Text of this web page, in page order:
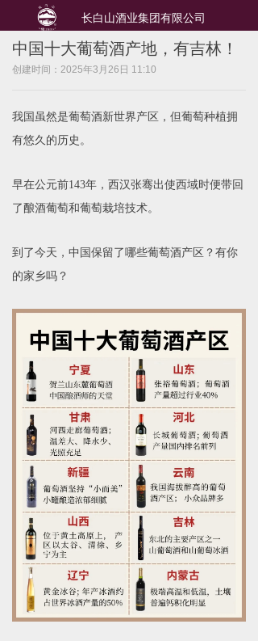
长白山酒业集团有限公司
中国十大葡萄酒产地，有吉林！
创建时间： 2025年3月26日 11:10
我国虽然是葡萄酒新世界产区，但葡萄种植拥
有悠久的历史。
早在公元前143年，西汉张骞出使西域时便带回
了酿酒葡萄和葡萄栽培技术。
到了今天，中国保留了哪些葡萄酒产区？有你
的家乡吗？